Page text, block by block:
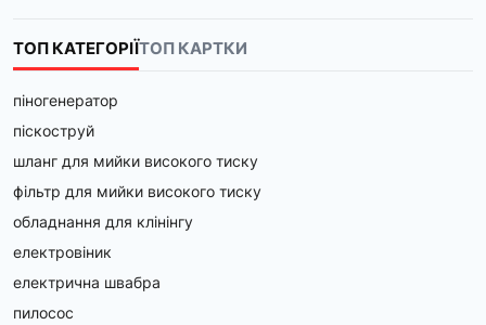
ТОП КАТЕГОРІЇТОП КАРТКИ
піногенератор
піскоструй
шланг для мийки високого тиску
фільтр для мийки високого тиску
обладнання для клінінгу
електровіник
електрична швабра
пилосос